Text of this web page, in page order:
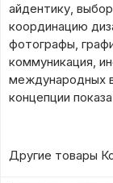
айдентику,
координацию
фотографы,
коммуникация,
международных
концепции
Другие товары